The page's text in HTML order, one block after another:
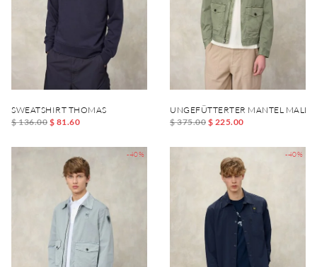
SWEATSHIRT THOMAS
$ 136.00 $ 81.60
UNGEFÜTTERTER MANTEL
$ 375.00 $ 225.00
-40% -40%